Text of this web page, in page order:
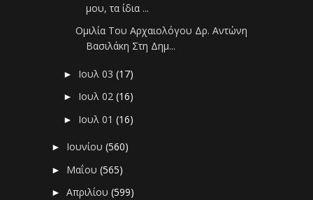
μου, τα ίδια ...
Ομιλία Του Αρχαιολόγου Δρ. Αντώνη
Βασιλάκη Στη Δημ...
► Ιουλ 03(17)
► Ιουλ 02(16)
► Ιουλ 01(16)
► Ιουνίου(560)
► Μαΐου(565)
►Απριλίου(599)